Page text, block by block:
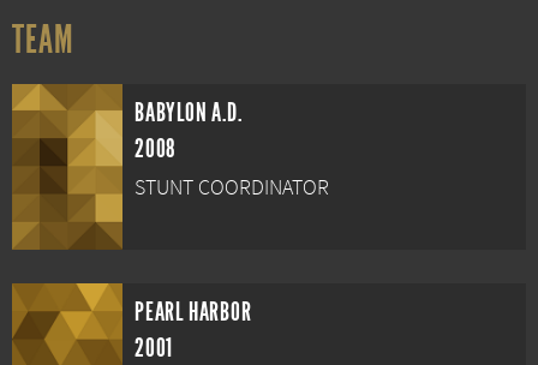
TEAM
BABYLON A.D.
2008
STUNT COORDINATOR
PEARL HARBOR
2001